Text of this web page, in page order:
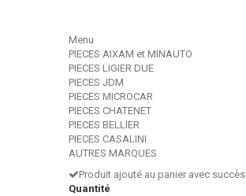
Menu
PIECES AIXAM et MINAUTO
PIECES LIGIER DUE
PIECES JDM
PIECES MICROCAR
PIECES CHATENET
PIECES BELLIER
PIECES CASALINI
AUTRES MARQUES
Produit ajouté au panier avec succès
Quantité